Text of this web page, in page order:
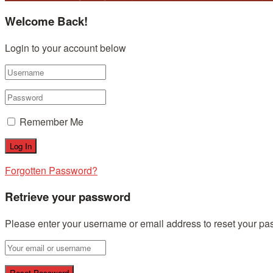
Welcome Back!
Login to your account below
Remember Me
Forgotten Password?
Retrieve your password
Please enter your username or email address to reset your